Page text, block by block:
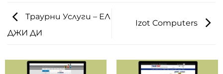
Траурни Услуги – ЕЛ
ДЖИ ДИ
Izot Computers